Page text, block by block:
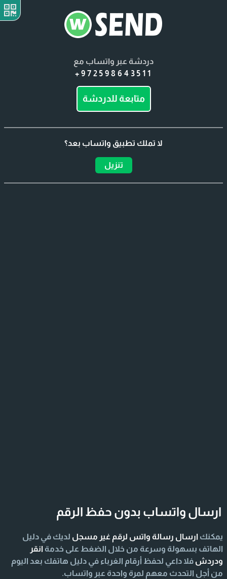
دردشة عبر واتساب مع
+972598643511
متابعة للدردشة
لا تملك تطبيق واتساب بعد؟
تنزيل
ارسال واتساب بدون حفظ الرقم
يمكنك ارسال رسالة واتس لرقم غير مسجل لديك في دليل
الهاتف بسهولة وسرعة من خلال الضغط على خدمة انقر
ودردش فلا داعي لحفظ أرقام الغرباء في دليل هاتفك بعد اليوم
من أجل التحدث معهم لمرة واحدة عبر واتساب.